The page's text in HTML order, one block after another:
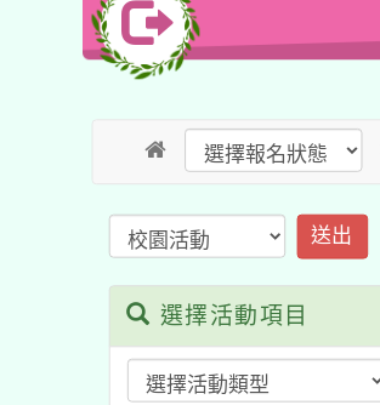
送出
選擇活動項目